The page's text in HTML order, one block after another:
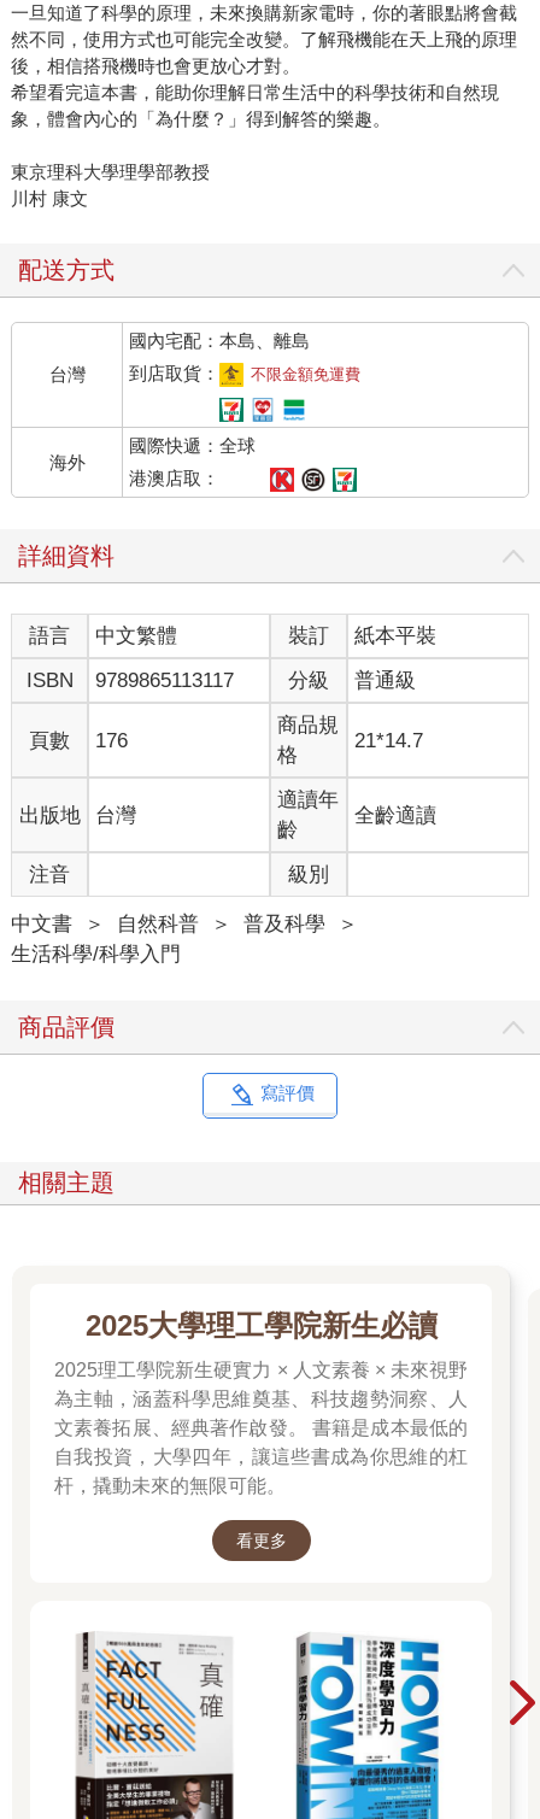
一旦知道了科學的原理，未來換購新家電時，你的著眼點將會截
然不同，使用方式也可能完全改變。了解飛機能在天上飛的原理
後，相信搭飛機時也會更放心才對。
希望看完這本書，能助你理解日常生活中的科學技術和自然現
象，體會內心的「為什麼？」得到解答的樂趣。
東京理科大學理學部教授
川村 康文
配送方式
台灣
國內宅配：本島、離島
到店取貨：
不限金額免運費
海外
國際快遞：全球
港澳店取：
詳細資料
語言 中文繁體 裝訂
紙本平裝
ISBN
9789865113117 分級 普通級
頁數 176
商品規
格
21*14.7
出版地 台灣
適讀年
齡
全齡適讀
注音 級別
中文書 ＞ 自然科普 ＞ 普及科學
＞
生活科學/科學入門
商品評價
寫評價
相關主題
2025大學理工學院新生必讀
2025理工學院新生硬實力 × 人文素養 × 未來視野
為主軸，涵蓋科學思維奠基、科技趨勢洞察、人
文素養拓展、經典著作啟發。 書籍是成本最低的
自我投資，大學四年，讓這些書成為你思維的杠
杆，撬動未來的無限可能。
看更多